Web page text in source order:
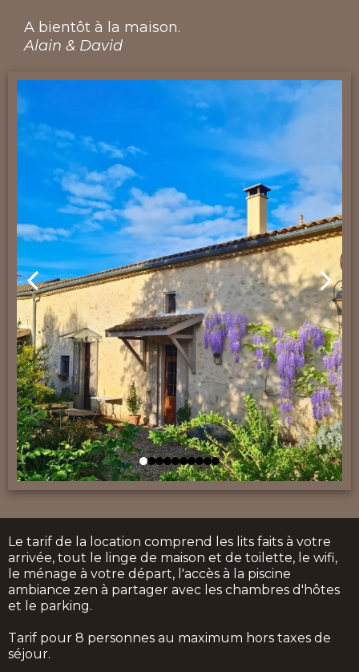
A bientôt à la maison.
Alain & David
Le tarif de la location comprend les lits faits à votre
arrivée, tout le linge de maison et de toilette, le wifi,
le ménage à votre départ, l'accès à la piscine
ambiance zen à partager avec les chambres d'hôtes
et le parking.
Tarif pour 8 personnes au maximum hors taxes de
séjour.